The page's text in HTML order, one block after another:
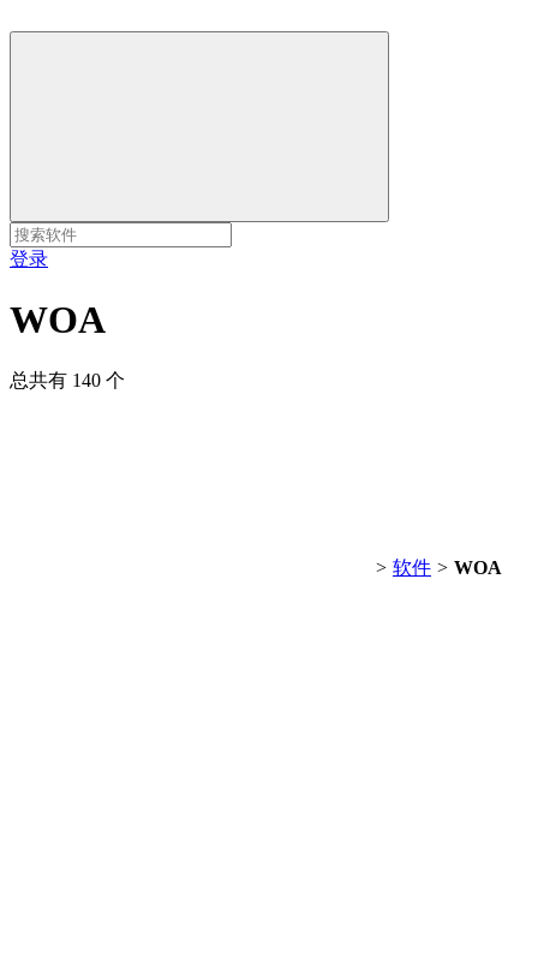
登录
WOA
总共有 140 个
> 软件 > WOA